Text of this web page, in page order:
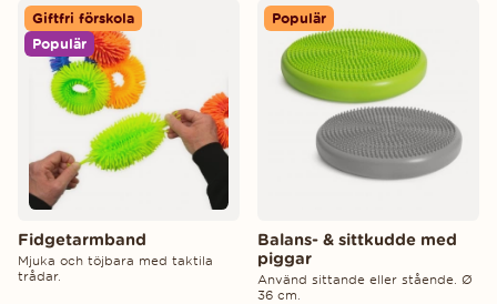
Giftfri förskola
Populär
Fidgetarmband
Mjuka och töjbara med taktila
trådar.
Populär
Balans- & sittkudde med
piggar
Använd sittande eller stående. Ø
36 cm.